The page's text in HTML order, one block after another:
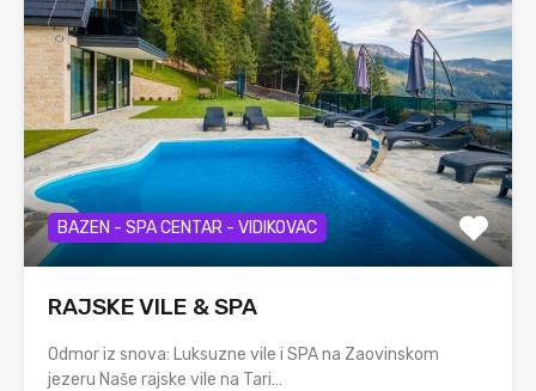
BAZEN - SPA CENTAR - VIDIKOVAC
RAJSKE VILE & SPA
Odmor iz snova: Luksuzne vile i SPA na Zaovinskom
jezeru Naše rajske vile na Tari…